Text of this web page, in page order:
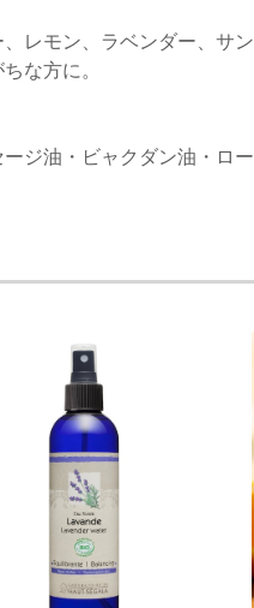
レモン、ラベンダー、サ
な方に。
ジ油・ビャクダン油・ロ